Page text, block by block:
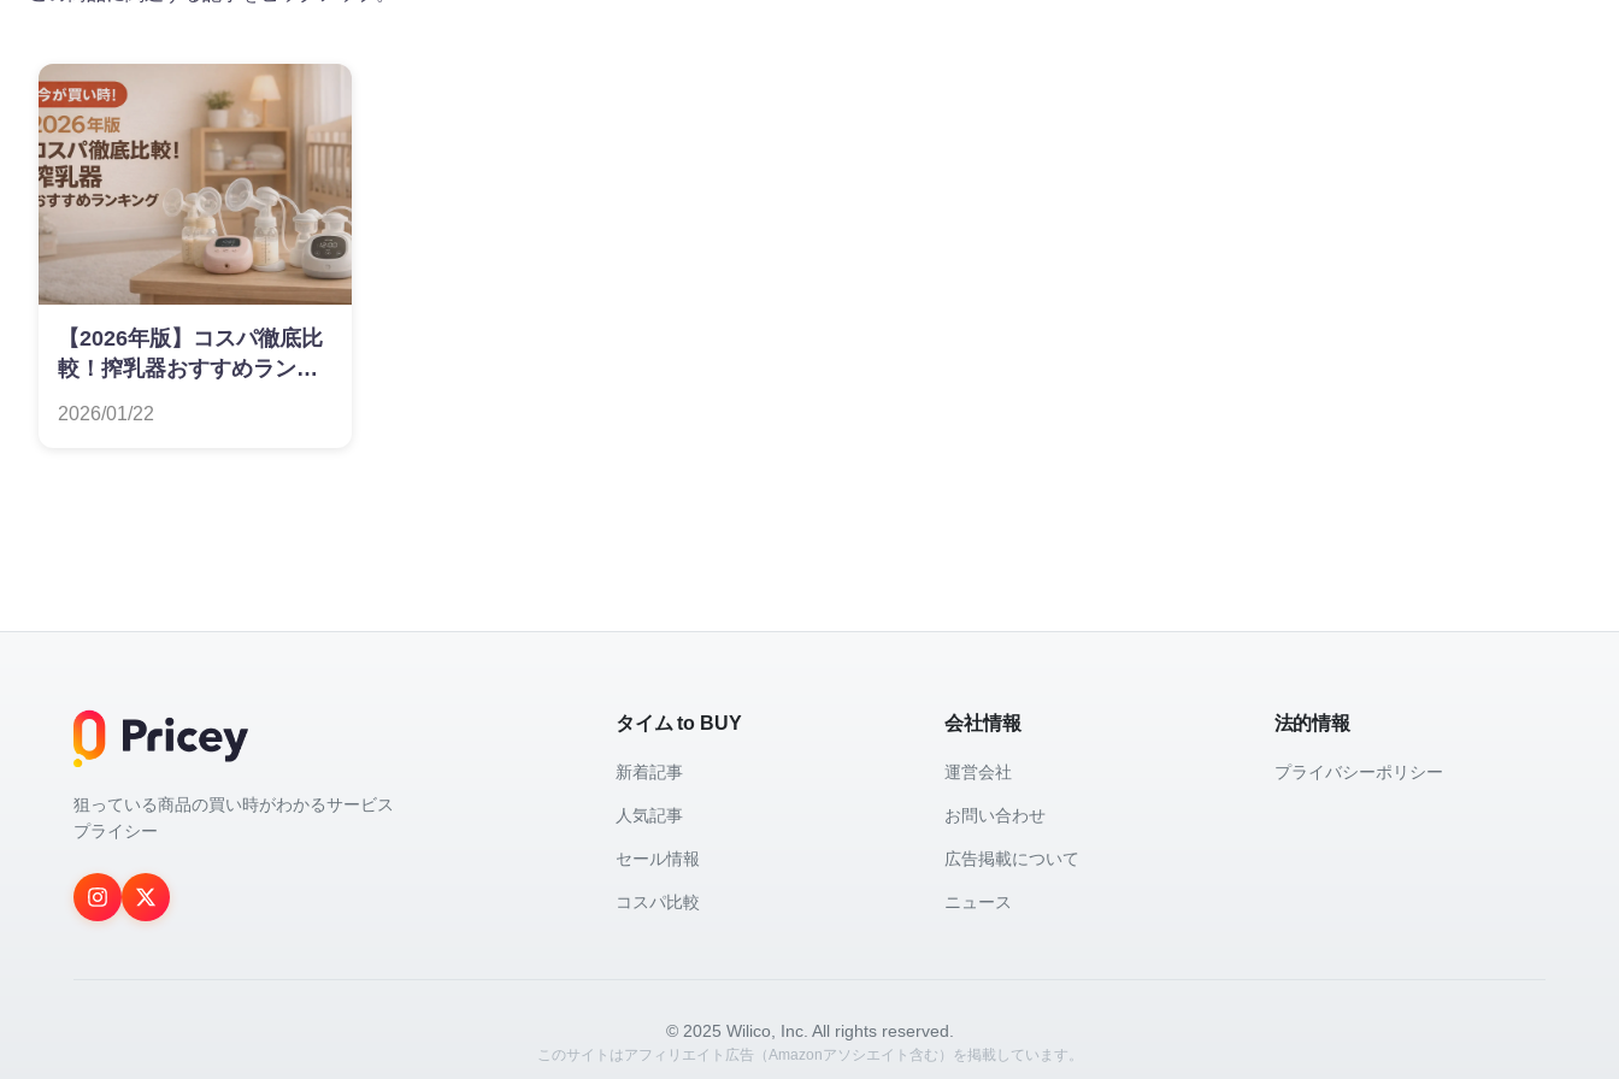
【2026年版】コスパ徹底比
較！搾乳器おすすめランキ
2026/01/22
狙っている商品の買い時がわかるサービス
プライシー
タイム to BUY
新着記事
人気記事
セール情報
コスパ比較
会社情報
運営会社
お問い合わせ
広告掲載について
ニュース
法的情報
プライバシーポリシー
© 2025 Wilico, Inc. All rights reserved.
このサイトはアフィリエイト広告（Amazonアソシエイト含む）を掲載しています。